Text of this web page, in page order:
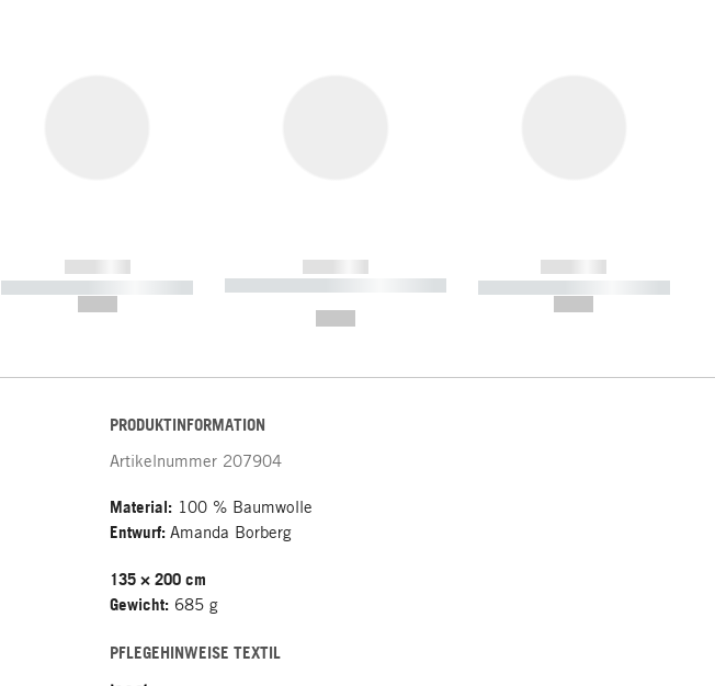
------------
----------- ----------- -----------
------------
----------- ----------- ----------- ----
------------
----------- ----------- -----------
PRODUKTINFORMATION
Artikelnummer 207904
Material: 100 % Baumwolle
Entwurf:Amanda Borberg
135 × 200 cm
Gewicht: 685 g
PFLEGEHINWEISE TEXTIL